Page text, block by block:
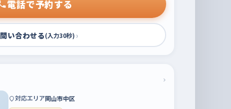
電話で予約する
問い合わせる(入力30秒) ›
›
対応エリア岡山市中区